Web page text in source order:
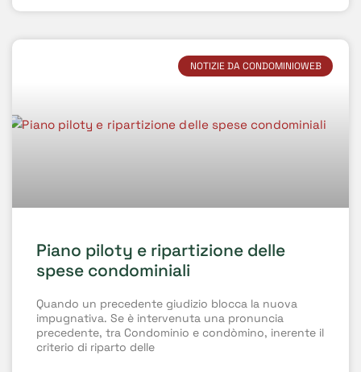
NOTIZIE DA CONDOMINIOWEB
Piano piloty e ripartizione delle
spese condominiali
Quando un precedente giudizio blocca la nuova
impugnativa. Se è intervenuta una pronuncia
precedente, tra Condominio e condòmino, inerente il
criterio di riparto delle